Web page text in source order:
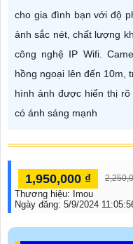
cho gia đình bạn với độ
ảnh sắc nét, chất lượng
công nghệ IP Wifi.
hồng ngoại lên đến 10m,
hình ảnh được hiển thị
có ánh sáng mạnh
1,950,000 ₫
Thương hiệu: Imou
Ngày đăng: 5/9/2024